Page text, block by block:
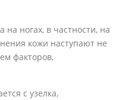
ногах, в частности, на
кожи наступают не
факторов,
с узелка,